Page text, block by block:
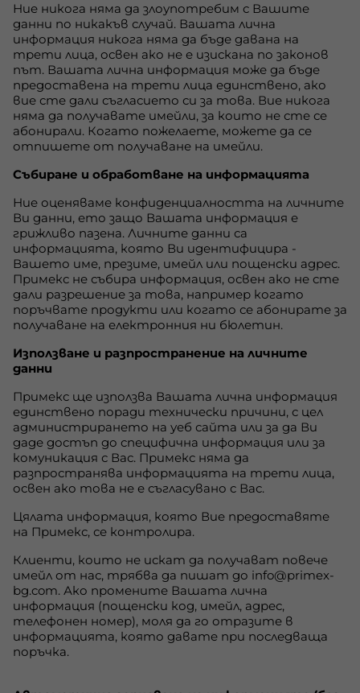
Ние никога няма да злоупотребим с Вашите
данни по никакъв случай. Вашата лична
информация никога няма да бъде давана на
трети лица, освен ако не е изискана по законов
път. Вашата лична информация може да бъде
предоставена на трети лица единствено, ако
вие сте дали съгласието си за това. Вие никога
няма да получавате имейли, за които не сте се
абонирали. Когато пожелаете, можете да се
отпишете от получаване на имейли.
Събиране и обработване на информацията
Ние оценяваме конфиденциалността на личните
Ви данни, ето защо Вашата информация е
грижливо пазена. Личните данни са
информацията, която Ви идентифицира -
Вашето име, презиме, имейл или пощенски адрес.
Примекс не събира информация, освен ако не сте
дали разрешение за това, например когато
поръчвате продукти или когато се абонирате за
получаване на електронния ни бюлетин.
Използване и разпространение на личните
данни
Примекс ще използва Вашата лична информация
единствено поради технически причини, с цел
администрирането на уеб сайта или за да Ви
даде достъп до специфична информация или за
комуникация с Вас. Примекс няма да
разпространява информацията на трети лица,
освен ако това не е съгласувано с Вас.
Цялата информация, която Вие предоставяте
на Примекс, се контролира.
Клиенти, които не искат да получават повече
имейл от нас, трябва да пишат до info@primex-
bg.com. Ако промените Вашата лична
информация (пощенски код, имейл, адрес,
телефонен номер), моля да го отразите в
информацията, която давате при последваща
поръчка.